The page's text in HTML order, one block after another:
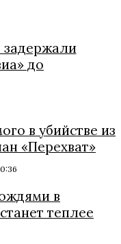
задержали
до
в убийстве из
«Перехват»
в
теплее